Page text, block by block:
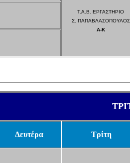
Τ.Α.Β. ΕΡΓΑΣΤΗΡΙΟ
Σ. ΠΑΠΑΒΛΑΣΟΠΟΥΛΟΣ
Α-Κ
Δευτέρα Τρίτη